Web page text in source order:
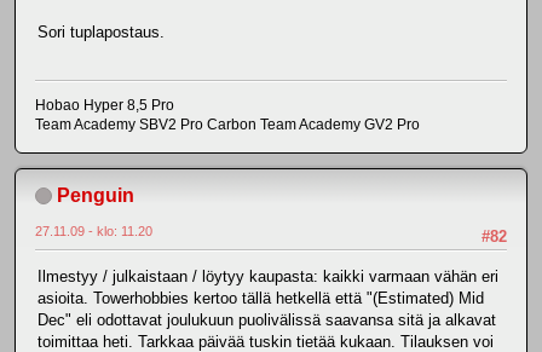
Sori tuplapostaus.
Hobao Hyper 8,5 Pro
Team Academy SBV2 Pro Carbon Team Academy GV2 Pro
Penguin
#82
27.11.09 - klo: 11.20
Ilmestyy / julkaistaan / löytyy kaupasta: kaikki varmaan vähän eri
asioita. Towerhobbies kertoo tällä hetkellä että "(Estimated) Mid
Dec" eli odottavat joulukuun puolivälissä saavansa sitä ja alkavat
toimittaa heti. Tarkkaa päivää tuskin tietää kukaan. Tilauksen voi